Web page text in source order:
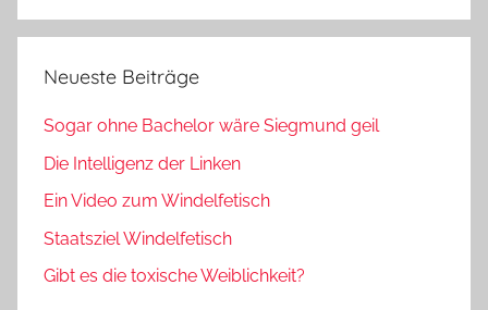
Neueste Beiträge
Sogar ohne Bachelor wäre Siegmund geil
Die Intelligenz der Linken
Ein Video zum Windelfetisch
Staatsziel Windelfetisch
Gibt es die toxische Weiblichkeit?